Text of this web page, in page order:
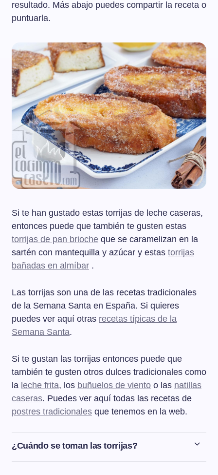
resultado. Más abajo puedes compartir la receta o
puntuarla.
Si te han gustado estas torrijas de leche caseras,
entonces puede que también te gusten estas
torrijas de pan brioche que se caramelizan en la
sartén con mantequilla y azúcar y estas torrijas
bañadas en almíbar .
Las torrijas son una de las recetas tradicionales
de la Semana Santa en España. Si quieres
puedes ver aquí otras recetas típicas de la
Semana Santa.
Si te gustan las torrijas entonces puede que
también te gusten otros dulces tradicionales como
la leche frita, los buñuelos de viento o las natillas
caseras. Puedes ver aquí todas las recetas de
postres tradicionales que tenemos en la web.
¿Cuándo se toman las torrijas?
Las torrijas se toman tradicionalmente en España